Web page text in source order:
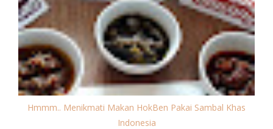
Hmmm.. Menikmati Makan HokBen Pakai Sambal Khas
Indonesia